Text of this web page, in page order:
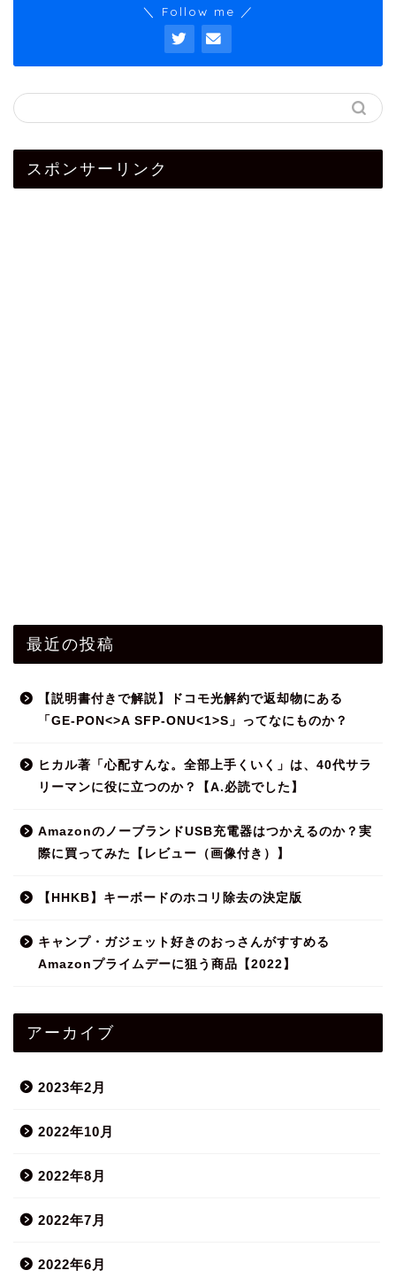
＼ Follow me ／
スポンサーリンク
最近の投稿
【説明書付きで解説】ドコモ光解約で返却物にある
「GE-PON<>A SFP-ONU<1>S」ってなにものか？
ヒカル著「心配すんな。全部上手くいく」は、40代サラ
リーマンに役に立つのか？【A.必読でした】
AmazonのノーブランドUSB充電器はつかえるのか？実
際に買ってみた【レビュー（画像付き）】
【HHKB】キーボードのホコリ除去の決定版
キャンプ・ガジェット好きのおっさんがすすめる
Amazonプライムデーに狙う商品【2022】
アーカイブ
2023年2月
2022年10月
2022年8月
2022年7月
2022年6月